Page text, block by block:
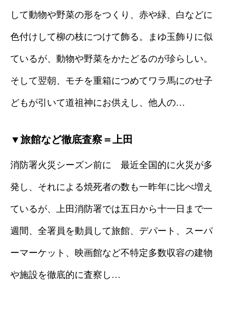
して動物や野菜の形をつくり、赤や緑、白などに
色付けして柳の枝につけて飾る。まゆ玉飾りに似
ているが、動物や野菜をかたどるのが珍らしい。
そして翌朝、モチを重箱につめてワラ馬にのせ子
どもが引いて道祖神にお供えし、他人の…
▼旅館など徹底査察＝上田
消防署火災シーズン前に 最近全国的に火災が多
発し、それによる焼死者の数も一昨年に比べ増え
ているが、上田消防署では五日から十一日まで一
週間、全署員を動員して旅館、デパート、スーパ
ーマーケット、映画館など不特定多数収容の建物
や施設を徹底的に査察し…